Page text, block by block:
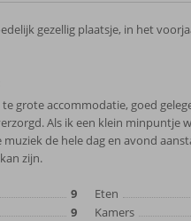
gezellig plaatsje, in het
te grote accommodatie, goed
Als ik een klein minpuntje
muziek de hele dag en avond
zijn.
9
9
Eten
Kamers